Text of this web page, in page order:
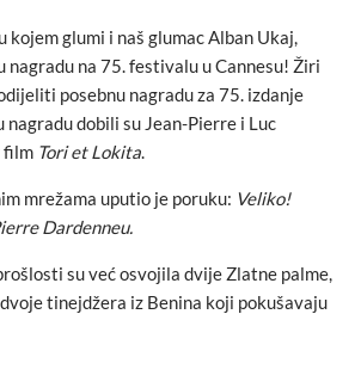
kojem glumi i naš glumac Alban Ukaj,
nagradu na 75. festivalu u Cannesu! Žiri
posebnu nagradu za 75. izdanje
nagradu dobili su Jean-Pierre i Luc
film Tori et Lokita.
mrežama uputio je poruku: Veliko!
Dardenneu.
su već osvojila dvije Zlatne palme,
tinejdžera iz Benina koji pokušavaju